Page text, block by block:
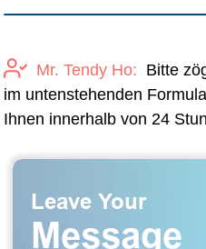
Mr. Tendy Ho: Bitte
im untenstehenden
Ihnen innerhalb von 24